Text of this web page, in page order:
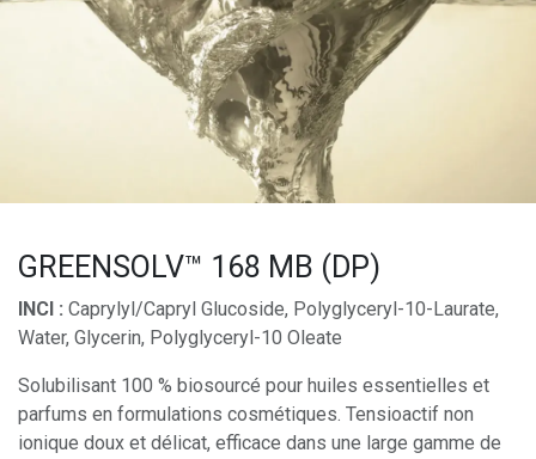
GREENSOLV™ 168 MB (DP)
INCI : Caprylyl/Capryl Glucoside, Polyglyceryl-10-Laurate,
Water, Glycerin, Polyglyceryl-10 Oleate
Solubilisant 100 % biosourcé pour huiles essentielles et
parfums en formulations cosmétiques. Tensioactif non
ionique doux et délicat, efficace dans une large gamme de